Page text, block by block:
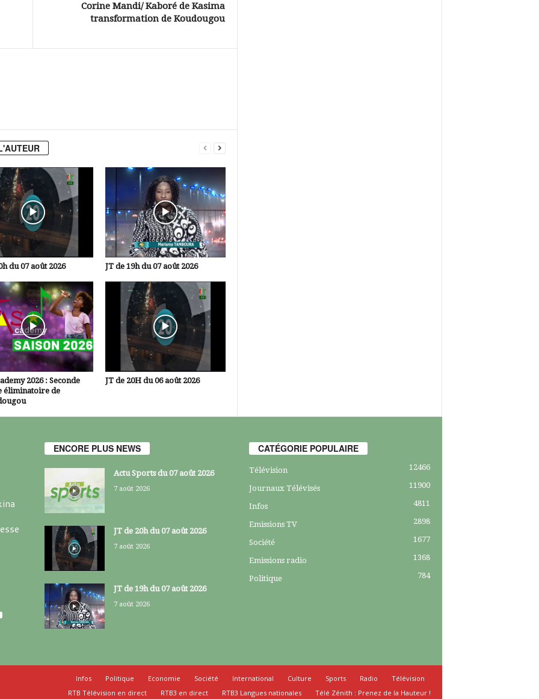
Corine Mandi/ Kaboré de Kasima
transformation de Koudougou
du 07 août 2026 JT de 19h du 07 août 2026
2026 : Seconde
éliminatoire de
JT de 20H du 06 août 2026
ENCORE PLUS NEWS
Actu Sports du 07 août 2026
7 août 2026
JT de 20h du 07 août 2026
7 août 2026
JT de 19h du 07 août 2026
7 août 2026
CATÉGORIE POPULAIRE
Télévision 12466
Journaux Télévisés 11900
Infos 4811
Emissions TV 2898
Société 1677
Emissions radio 1368
Politique 784
Infos Politique Economie Société International Culture Sports Radio
Télévision
RTB Télévision en direct
RTB3 en direct RTB3 Langues nationales Télé Zénith : Prenez de la Hauteur !